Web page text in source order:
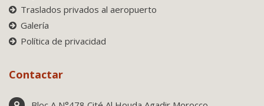
Traslados privados al aeropuerto
Galería
Política de privacidad
Contactar